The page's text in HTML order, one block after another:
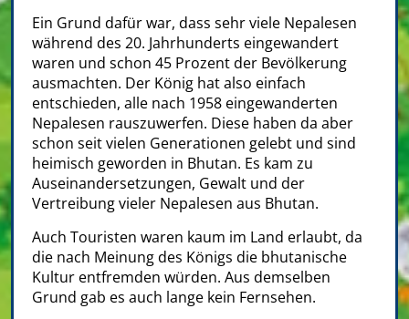
Ein Grund dafür war, dass sehr viele Nepalesen
während des 20. Jahrhunderts eingewandert
waren und schon 45 Prozent der Bevölkerung
ausmachten. Der König hat also einfach
entschieden, alle nach 1958 eingewanderten
Nepalesen rauszuwerfen. Diese haben da aber
schon seit vielen Generationen gelebt und sind
heimisch geworden in Bhutan. Es kam zu
Auseinandersetzungen, Gewalt und der
Vertreibung vieler Nepalesen aus Bhutan.
Auch Touristen waren kaum im Land erlaubt, da
die nach Meinung des Königs die bhutanische
Kultur entfremden würden. Aus demselben
Grund gab es auch lange kein Fernsehen.